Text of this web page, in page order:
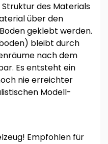
des Materials
über den
geklebt werden.
bleibt durch
nach dem
Es entsteht ein
nie erreichter
Modell-
Empfohlen für